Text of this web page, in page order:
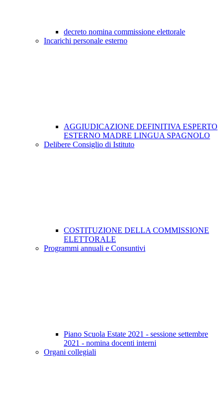
decreto nomina commissione elettorale
Incarichi personale esterno
AGGIUDICAZIONE DEFINITIVA ESPERTO
ESTERNO MADRE LINGUA SPAGNOLO
Delibere Consiglio di Istituto
COSTITUZIONE DELLA COMMISSIONE
ELETTORALE
Programmi annuali e Consuntivi
Piano Scuola Estate 2021 - sessione settembre
2021 - nomina docenti interni
Organi collegiali